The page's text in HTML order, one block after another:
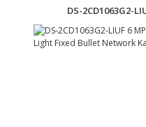
DS-2CD1063G2-